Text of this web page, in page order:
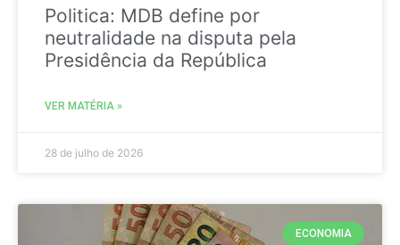
Politica: MDB define por
neutralidade na disputa pela
Presidência da República
VER MATÉRIA »
28 de julho de 2026
ECONOMIA